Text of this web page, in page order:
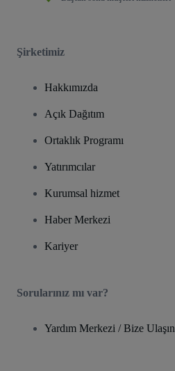
Şirketimiz
Hakkımızda
Açık Dağıtım
Ortaklık Programı
Yatırımcılar
Kurumsal hizmet
Haber Merkezi
Kariyer
Sorularınız mı var?
Yardım Merkezi / Bize Ulaşın